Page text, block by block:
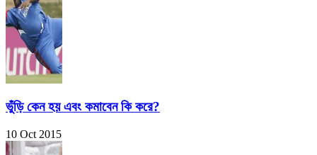
ভুঁড়ি কেন হয় এবং কমাবেন কি করে?
10 Oct 2015